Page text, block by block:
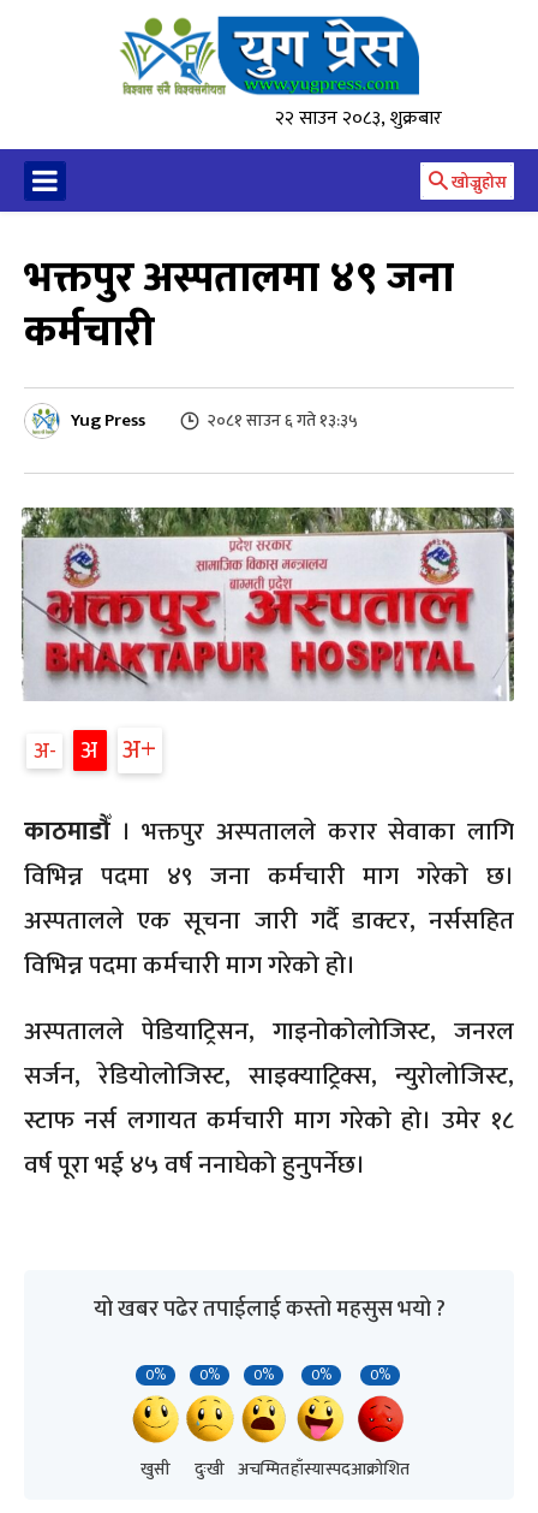
२२ साउन २०८३, शुक्रबार
खोज्नुहोस
भक्तपुर अस्पतालमा ४९ जना
कर्मचारी
Yug Press २०८१ साउन ६ गते १३:३५
अ अ अ
काठमाडौँ। भक्तपुर अस्पतालले करार सेवाका लागि
विभिन्न पदमा ४९ जना कर्मचारी माग गरेको छ।
अस्पतालले एक सूचना जारी गर्दै डाक्टर, नर्ससहित
विभिन्न पदमा कर्मचारी माग गरेको हो।
अस्पतालले पेडियाट्रिसन, गाइनोकोलोजिस्ट, जनरल
सर्जन, रेडियोलोजिस्ट, साइक्याट्रिक्स, न्युरोलोजिस्ट,
स्टाफ नर्स लगायत कर्मचारी माग गरेको हो। उमेर १८
वर्ष पूरा भई ४५ वर्ष ननाघेको हुनुपर्नेछ।
यो खबर पढेर तपाईलाई कस्तो महसुस भयो ?
0%
खुसी
0%
दुःखी
0%
अचम्मित
0%
हाँस्यास्पद
0%
आक्रोशित